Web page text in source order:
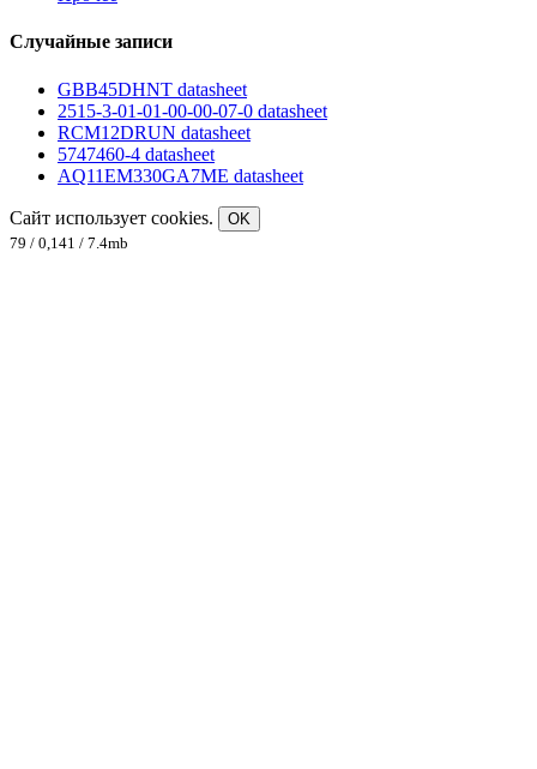
Случайные записи
GBB45DHNT datasheet
2515-3-01-01-00-00-07-0 datasheet
RCM12DRUN datasheet
5747460-4 datasheet
AQ11EM330GA7ME datasheet
Сайт использует cookies.
OK
79 / 0,141 / 7.4mb